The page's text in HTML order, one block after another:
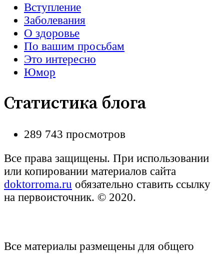
Вступление
Заболевания
О здоровье
По вашим просьбам
Это интересно
Юмор
Статистика блога
289 743 просмотров
Все права защищены. При использовании
или копировании материалов сайта
doktorroma.ru обязательно ставить ссылку
на первоисточник. © 2020.
Все материалы размещены для общего